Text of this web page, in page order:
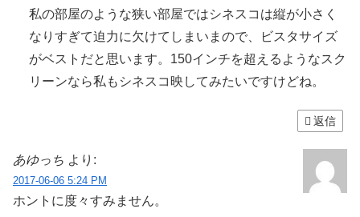
私の部屋のような狭い部屋ではシネスコは縦が小さく
なりすぎて迫力に欠けてしまいまので、ビスタサイズ
がベストだと思います。150インチを超えるようなスク
リーンなら私もシネスコ映してみたいですけどね。
返信
あゆっち より:
2017-06-06 5:24 PM
ホントに度々すみません。